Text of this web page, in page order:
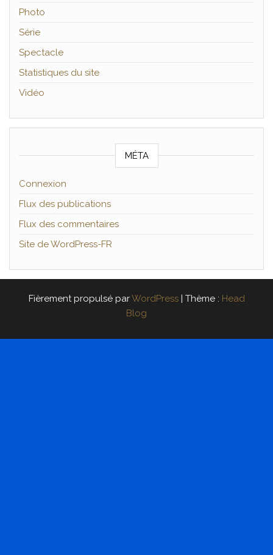
Photo
Série
Spectacle
Statistiques du site
Vidéo
MÉTA
Connexion
Flux des publications
Flux des commentaires
Site de WordPress-FR
Fièrement propulsé parWordPress | Thème : Head
Blog